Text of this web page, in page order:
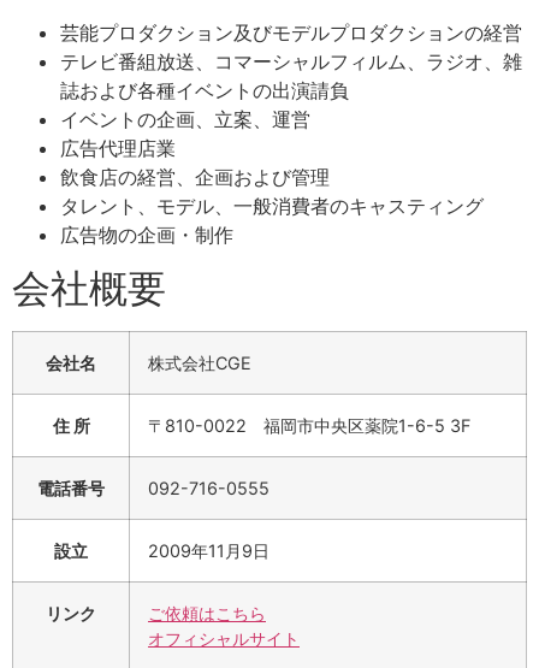
芸能プロダクション及びモデルプロダクションの経営
テレビ番組放送、コマーシャルフィルム、ラジオ、雑
誌および各種イベントの出演請負
イベントの企画、立案、運営
広告代理店業
飲食店の経営、企画および管理
タレント、モデル、一般消費者のキャスティング
広告物の企画・制作
会社概要
会社名 株式会社CGE
住 所 〒810-0022 福岡市中央区薬院1-6-5 3F
電話番号 092-716-0555
設立 2009年11月9日
リンク
ご依頼はこちら
オフィシャルサイト